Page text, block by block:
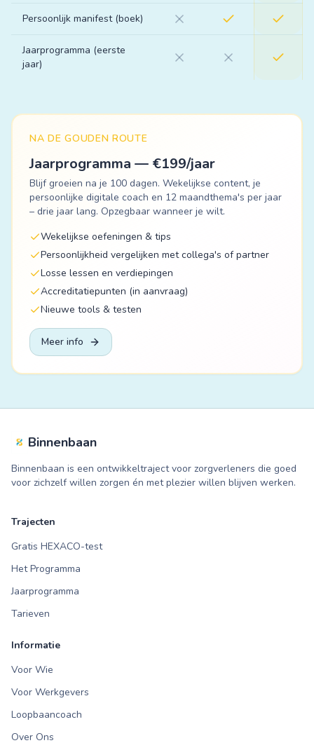
Persoonlijk manifest (boek)
Jaarprogramma (eerste
jaar)
NA DE GOUDEN ROUTE
Jaarprogramma — €199/jaar
Blijf groeien na je 100 dagen. Wekelijkse content, je
persoonlijke digitale coach en 12 maandthema's per jaar
– drie jaar lang. Opzegbaar wanneer je wilt.
Wekelijkse oefeningen & tips
Persoonlijkheid vergelijken met collega's of partner
Losse lessen en verdiepingen
Accreditatiepunten (in aanvraag)
Nieuwe tools & testen
Meer info
Binnenbaan
Binnenbaan is een ontwikkeltraject voor zorgverleners die goed
voor zichzelf willen zorgen én met plezier willen blijven werken.
Trajecten
Gratis HEXACO-test
Het Programma
Jaarprogramma
Tarieven
Informatie
Voor Wie
Voor Werkgevers
Loopbaancoach
Over Ons